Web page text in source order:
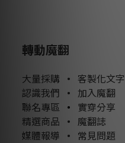
轉動魔翻
大量採購 •
客製化文字
認識我們 •
加入魔翻
聯名專區 •
實穿分享
精選商品 • 魔翻誌
媒體報導
• 常見問題